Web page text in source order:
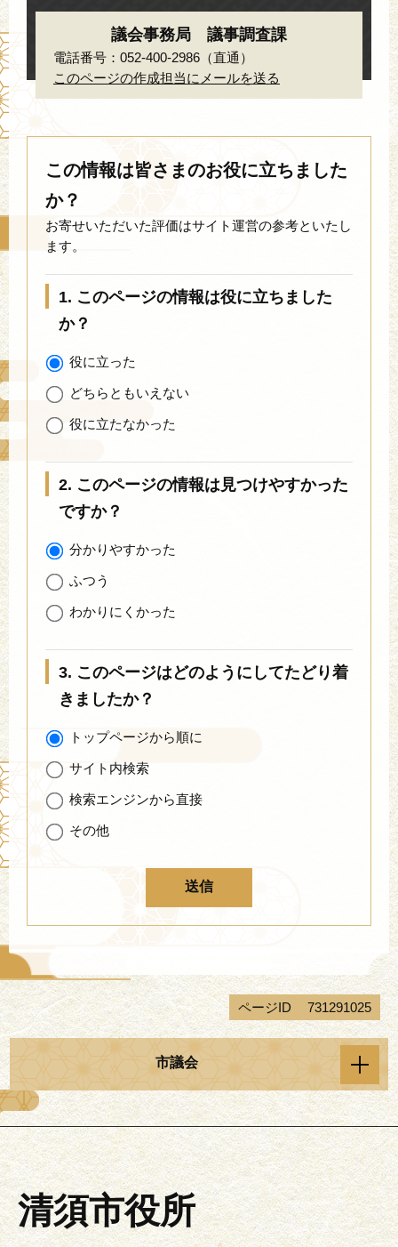
議会事務局 議事調査課
電話番号：052-400-2986（直通）
このページの作成担当にメールを送る
この情報は皆さまのお役に立ちました
か？
お寄せいただいた評価はサイト運営の参考といたし
ます。
1. このページの情報は役に立ちました
か？
役に立った
どちらともいえない
役に立たなかった
2. このページの情報は見つけやすかった
ですか？
分かりやすかった
ふつう
わかりにくかった
3. このページはどのようにしてたどり着
きましたか？
トップページから順に
サイト内検索
検索エンジンから直接
その他
ページID 731291025
市議会
清須市役所